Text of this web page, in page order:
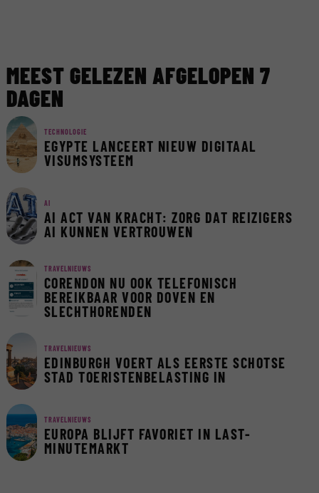
MEEST GELEZEN AFGELOPEN 7
DAGEN
TECHNOLOGIE
EGYPTE LANCEERT NIEUW DIGITAAL
VISUMSYSTEEM
AI
AI ACT VAN KRACHT: ZORG DAT REIZIGERS
AI KUNNEN VERTROUWEN
TRAVELNIEUWS
CORENDON NU OOK TELEFONISCH
BEREIKBAAR VOOR DOVEN EN
SLECHTHORENDEN
TRAVELNIEUWS
EDINBURGH VOERT ALS EERSTE SCHOTSE
STAD TOERISTENBELASTING IN
TRAVELNIEUWS
EUROPA BLIJFT FAVORIET IN LAST-
MINUTEMARKT